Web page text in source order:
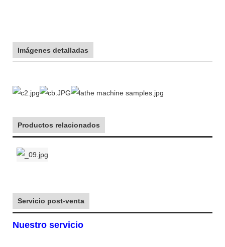
Imágenes detalladas
Productos relacionados
Servicio post-venta
Nuestro servicio